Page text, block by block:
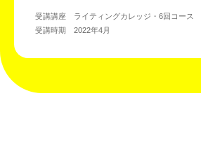
受講講座 ライティングカレッジ・6回コース
受講時期 2022年4月